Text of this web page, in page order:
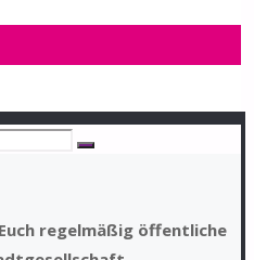
Suche
regelmäßig öffentliche